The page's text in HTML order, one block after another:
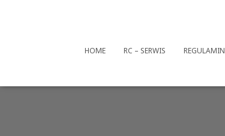
HOME RC – SERWIS REGULAMIN